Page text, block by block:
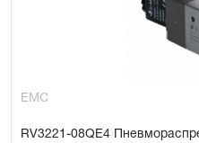
EMC
RV3221-08QE4